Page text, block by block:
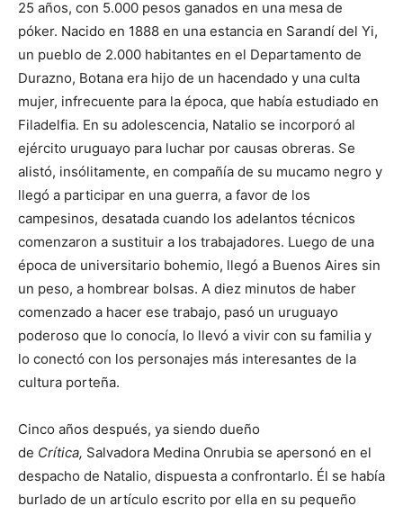
25 años, con 5.000 pesos ganados en una mesa de
póker. Nacido en 1888 en una estancia en Sarandí del Yi,
un pueblo de 2.000 habitantes en el Departamento de
Durazno, Botana era hijo de un hacendado y una culta
mujer, infrecuente para la época, que había estudiado en
Filadelfia. En su adolescencia, Natalio se incorporó al
ejército uruguayo para luchar por causas obreras. Se
alistó, insólitamente, en compañía de su mucamo negro y
llegó a participar en una guerra, a favor de los
campesinos, desatada cuando los adelantos técnicos
comenzaron a sustituir a los trabajadores. Luego de una
época de universitario bohemio, llegó a Buenos Aires sin
un peso, a hombrear bolsas. A diez minutos de haber
comenzado a hacer ese trabajo, pasó un uruguayo
poderoso que lo conocía, lo llevó a vivir con su familia y
lo conectó con los personajes más interesantes de la
cultura porteña.
Cinco años después, ya siendo dueño
de Crítica, Salvadora Medina Onrubia se apersonó en el
despacho de Natalio, dispuesta a confrontarlo. Él se había
burlado de un artículo escrito por ella en su pequeño